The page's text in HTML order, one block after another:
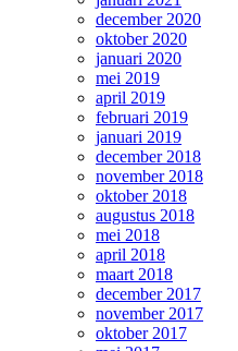
december 2020
oktober 2020
januari 2020
mei 2019
april 2019
februari 2019
januari 2019
december 2018
november 2018
oktober 2018
augustus 2018
mei 2018
april 2018
maart 2018
december 2017
november 2017
oktober 2017